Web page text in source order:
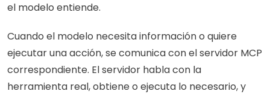
el modelo entiende.
Cuando el modelo necesita información o quiere
ejecutar una acción, se comunica con el servidor MCP
correspondiente. El servidor habla con la
herramienta real, obtiene o ejecuta lo necesario, y